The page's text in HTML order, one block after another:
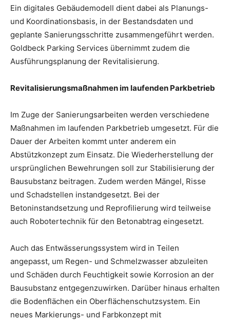
Ein digitales Gebäudemodell dient dabei als Planungs-
und Koordinationsbasis, in der Bestandsdaten und
geplante Sanierungsschritte zusammengeführt werden.
Goldbeck Parking Services übernimmt zudem die
Ausführungsplanung der Revitalisierung.
Revitalisierungsmaßnahmen im laufenden Parkbetrieb
Im Zuge der Sanierungsarbeiten werden verschiedene
Maßnahmen im laufenden Parkbetrieb umgesetzt. Für die
Dauer der Arbeiten kommt unter anderem ein
Abstützkonzept zum Einsatz. Die Wiederherstellung der
ursprünglichen Bewehrungen soll zur Stabilisierung der
Bausubstanz beitragen. Zudem werden Mängel, Risse
und Schadstellen instandgesetzt. Bei der
Betoninstandsetzung und Reprofilierung wird teilweise
auch Robotertechnik für den Betonabtrag eingesetzt.
Auch das Entwässerungssystem wird in Teilen
angepasst, um Regen- und Schmelzwasser abzuleiten
und Schäden durch Feuchtigkeit sowie Korrosion an der
Bausubstanz entgegenzuwirken. Darüber hinaus erhalten
die Bodenflächen ein Oberflächenschutzsystem. Ein
neues Markierungs- und Farbkonzept mit